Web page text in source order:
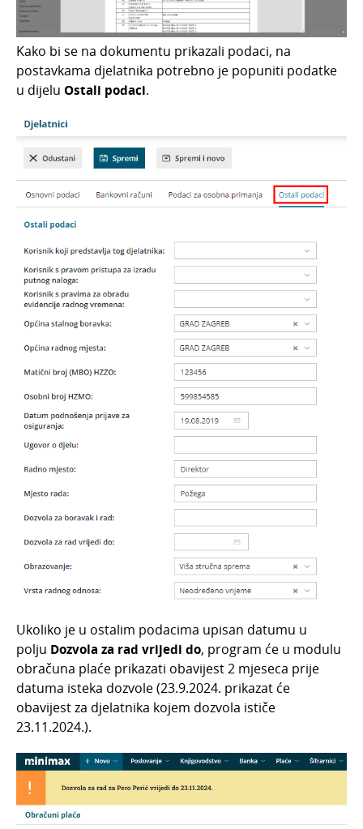
Kako bi se na dokumentu prikazali podaci, na
postavkama djelatnika potrebno je popuniti podatke
u dijelu Ostali podaci.
Ukoliko je u ostalim podacima upisan datumu u
polju Dozvola za rad vrijedi do, program će u modulu
obračuna plaće prikazati obavijest 2 mjeseca prije
datuma isteka dozvole (23.9.2024. prikazat će
obavijest za djelatnika kojem dozvola ističe
23.11.2024.).